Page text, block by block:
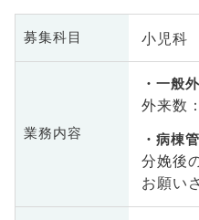
募集科目 小児科
業務内容
一般
外来数
病棟
分娩後
お願い